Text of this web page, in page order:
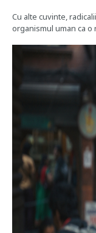
Cu alte cuvinte,
organismul uman ca o